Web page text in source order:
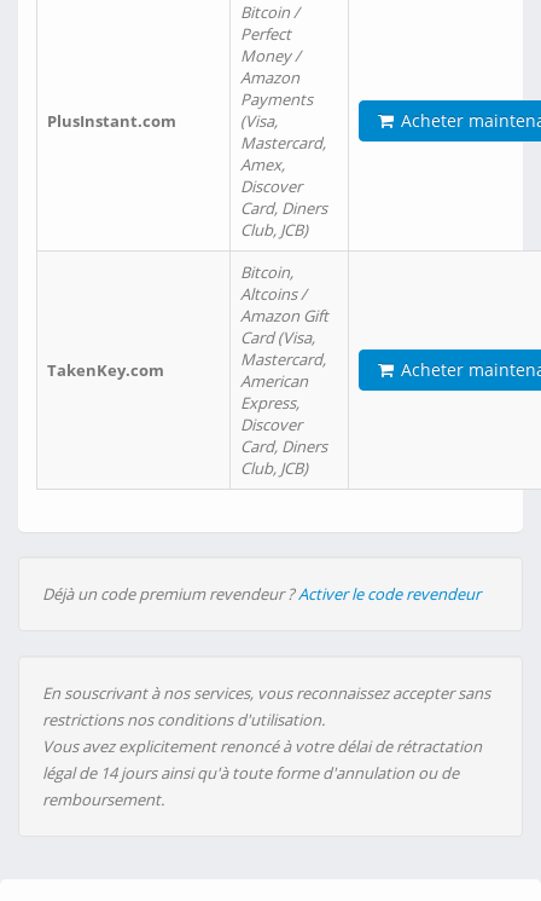
PlusInstant.com
Bitcoin /
Perfect
Money /
Amazon
Payments
(Visa,
Mastercard,
Amex,
Discover
Card, Diners
Club, JCB)
Acheter
TakenKey.com
Bitcoin,
Altcoins /
Amazon Gift
Card (Visa,
Mastercard,
American
Express,
Discover
Card, Diners
Club, JCB)
Acheter
Déjà un code premium revendeur ?Activer le code revendeur
En souscrivant à nos services, vous reconnaissez accepter sans
restrictions nos conditions d'utilisation.
Vous avez explicitement renoncé à votre délai de rétractation
légal de 14 jours ainsi qu'à toute forme d'annulation ou de
remboursement.